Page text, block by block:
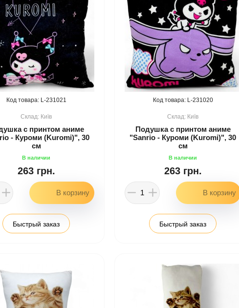
231021
Київ
с принтом аниме
- Куроми (Kuromi)", 30
см
263 грн.
Быстрый заказ
231020
Київ
Подушка с принтом аниме
"Sanrio - Куроми (Kuromi)", 30
см
263 грн.
Быстрый заказ